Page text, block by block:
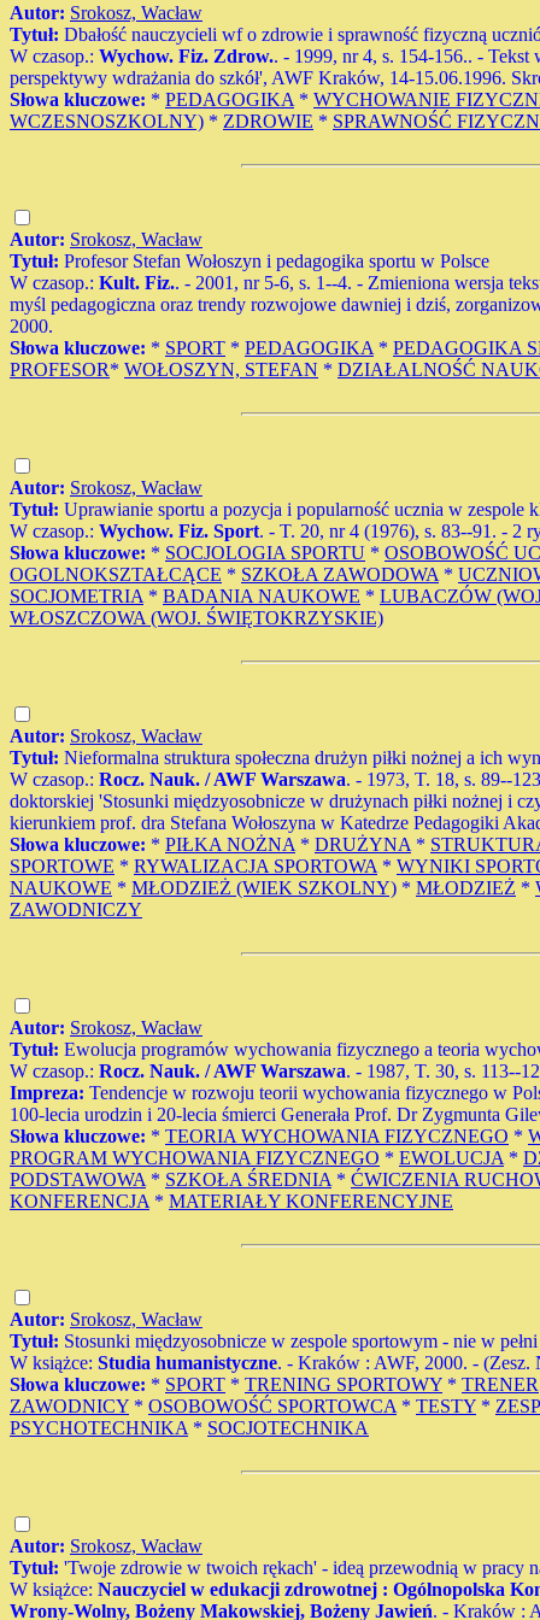
Autor: Srokosz, Wacław
Tytuł: Dbałość nauczycieli wf o zdrowie i sprawność fizyczną
W czasop.: Wychow. Fiz. Zdrow.. - 1999, nr 4, s. 154-156.. -
perspektywy wdrażania do szkół', AWF Kraków, 14-15.06.1996.
Słowa kluczowe: * PEDAGOGIKA * WYCHOWANIE
WCZESNOSZKOLNY) * ZDROWIE * SPRAWNOŚĆ
Autor: Srokosz, Wacław
Tytuł: Profesor Stefan Wołoszyn i pedagogika sportu w Polsce
W czasop.: Kult. Fiz.. - 2001, nr 5-6, s. 1--4. - Zmieniona wersja
myśl pedagogiczna oraz trendy rozwojowe dawniej i dziś,
2000.
Słowa kluczowe: * SPORT * PEDAGOGIKA * PEDAGOGIKA
PROFESOR* WOŁOSZYN, STEFAN * DZIAŁALNOŚĆ
Autor: Srokosz, Wacław
Tytuł: Uprawianie sportu a pozycja i popularność ucznia w zespole
W czasop.: Wychow. Fiz. Sport. - T. 20, nr 4 (1976), s. 83--91. - 2
Słowa kluczowe: * SOCJOLOGIA SPORTU * OSOBOWOŚĆ
OGOLNOKSZTAŁCĄCE * SZKOŁA ZAWODOWA *
SOCJOMETRIA * BADANIA NAUKOWE * LUBACZÓW
WŁOSZCZOWA (WOJ. ŚWIĘTOKRZYSKIE)
Autor: Srokosz, Wacław
Tytuł: Nieformalna struktura społeczna drużyn piłki nożnej a ich
W czasop.: Rocz. Nauk. / AWF Warszawa. - 1973, T. 18, s. 89--
doktorskiej 'Stosunki międzyosobnicze w drużynach piłki nożnej i
kierunkiem prof. dra Stefana Wołoszyna w Katedrze Pedagogiki
Słowa kluczowe: * PIŁKA NOŻNA * DRUŻYNA *
SPORTOWE * RYWALIZACJA SPORTOWA * WYNIKI
NAUKOWE * MŁODZIEŻ (WIEK SZKOLNY) * MŁODZIEŻ *
ZAWODNICZY
Autor: Srokosz, Wacław
Tytuł: Ewolucja programów wychowania fizycznego a teoria
W czasop.: Rocz. Nauk. / AWF Warszawa. - 1987, T. 30, s. 113--
Impreza: Tendencje w rozwoju teorii wychowania fizycznego w
100-lecia urodzin i 20-lecia śmierci Generała Prof. Dr Zygmunta
Słowa kluczowe: * TEORIA WYCHOWANIA FIZYCZNEGO *
PROGRAM WYCHOWANIA FIZYCZNEGO * EWOLUCJA *
PODSTAWOWA * SZKOŁA ŚREDNIA * ĆWICZENIA
KONFERENCJA * MATERIAŁY KONFERENCYJNE
Autor: Srokosz, Wacław
Tytuł: Stosunki międzyosobnicze w zespole sportowym - nie w
W książce: Studia humanistyczne. - Kraków : AWF, 2000. -
Słowa kluczowe: * SPORT * TRENING SPORTOWY * TRENER
ZAWODNICY * OSOBOWOŚĆ SPORTOWCA * TESTY *
PSYCHOTECHNIKA * SOCJOTECHNIKA
Autor: Srokosz, Wacław
Tytuł: 'Twoje zdrowie w twoich rękach' - ideą przewodnią w pracy
W książce: Nauczyciel w edukacji zdrowotnej : Ogólnopolska
Wrony-Wolny, Bożeny Makowskiej, Bożeny Jawień. - Kraków :